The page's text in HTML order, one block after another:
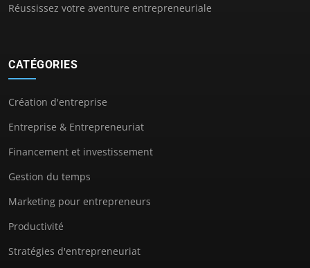
Réussissez votre aventure entrepreneuriale
CATÉGORIES
Création d'entreprise
Entreprise & Entrepreneuriat
Financement et investissement
Gestion du temps
Marketing pour entrepreneurs
Productivité
Stratégies d'entrepreneuriat